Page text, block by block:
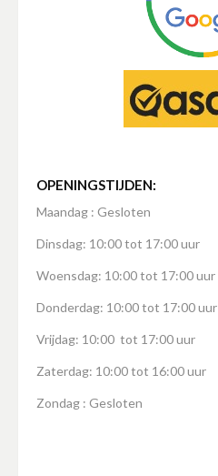
OPENINGSTIJDEN:
Maandag : Gesloten
Dinsdag: 10:00 tot 17:00 uur
Woensdag: 10:00 tot 17:00 uur
Donderdag: 10:00 tot 17:00 uur
Vrijdag: 10:00 tot 17:00 uur
Zaterdag: 10:00 tot 16:00 uur
Zondag : Gesloten